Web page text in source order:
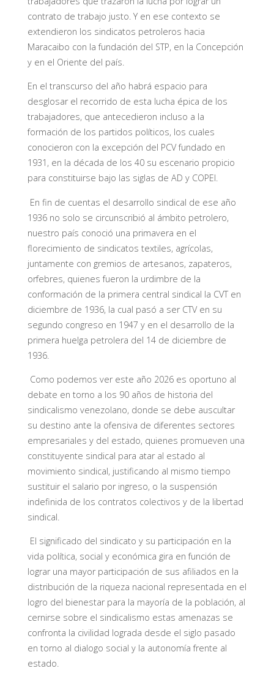
contrato de trabajo justo. Y en ese contexto se
extendieron los sindicatos petroleros hacia
Maracaibo con la fundación del STP, en la Concepción
y en el Oriente del país.
En el transcurso del año habrá espacio para
desglosar el recorrido de esta lucha épica de los
trabajadores, que antecedieron incluso a la
formación de los partidos políticos, los cuales
conocieron con la excepción del PCV fundado en
1931, en la década de los 40 su escenario propicio
para constituirse bajo las siglas de AD y COPEI.
En fin de cuentas el desarrollo sindical de ese año
1936 no solo se circunscribió al ámbito petrolero,
nuestro país conoció una primavera en el
florecimiento de sindicatos textiles, agrícolas,
juntamente con gremios de artesanos, zapateros,
orfebres, quienes fueron la urdimbre de la
conformación de la primera central sindical la CVT en
diciembre de 1936, la cual pasó a ser CTV en su
segundo congreso en 1947 y en el desarrollo de la
primera huelga petrolera del 14 de diciembre de
1936.
Como podemos ver este año 2026 es oportuno al
debate en torno a los 90 años de historia del
sindicalismo venezolano, donde se debe auscultar
su destino ante la ofensiva de diferentes sectores
empresariales y del estado, quienes promueven una
constituyente sindical para atar al estado al
movimiento sindical, justificando al mismo tiempo
sustituir el salario por ingreso, o la suspensión
indefinida de los contratos colectivos y de la libertad
sindical.
El significado del sindicato y su participación en la
vida política, social y económica gira en función de
lograr una mayor participación de sus afiliados en la
distribución de la riqueza nacional representada en el
logro del bienestar para la mayoría de la población, al
cernirse sobre el sindicalismo estas amenazas se
confronta la civilidad lograda desde el siglo pasado
en torno al dialogo social y la autonomía frente al
estado.